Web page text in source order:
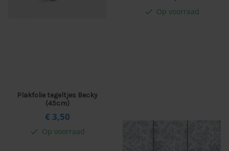
Plakfolie tegeltjes Becky
(45cm)
€ 3,50
check Op voorraad
check Op voorraad